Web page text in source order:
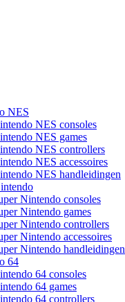
NES
NES consoles
NES games
NES controllers
NES accessoires
NES handleidingen
Nintendo consoles
Nintendo games
Nintendo controllers
Nintendo accessoires
Nintendo handleidingen
64
64 consoles
64 games
64 controllers